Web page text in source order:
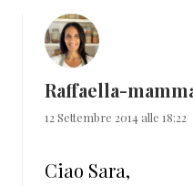
Raffaella-
12 Settembre 2014 alle 18:22
Ciao Sara,